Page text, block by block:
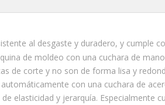
al desgaste y duradero, y cumple
de moldeo con una cuchara de
de corte y no son de forma lisa y
con una cuchara de
elasticidad y jerarquía. Especialmente